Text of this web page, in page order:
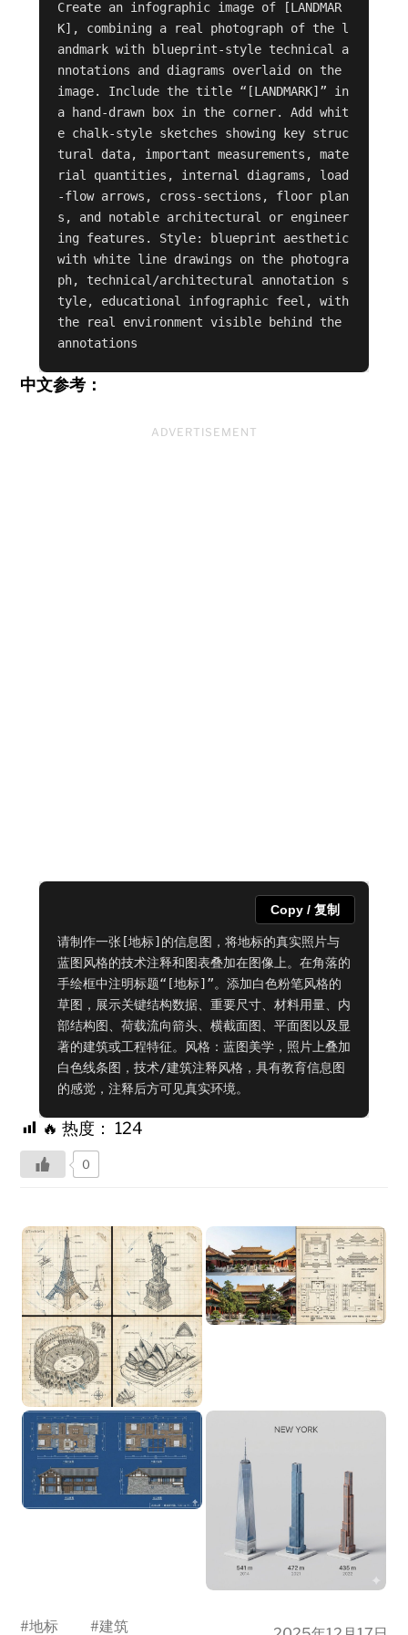
Create an infographic image of [LANDMAR
K], combining a real photograph of the l
andmark with blueprint-style technical a
nnotations and diagrams overlaid on the
image. Include the title “[LANDMARK]” in
a hand-drawn box in the corner. Add whit
e chalk-style sketches showing key struc
tural data, important measurements, mate
rial quantities, internal diagrams, load
-flow arrows, cross-sections, floor plan
s, and notable architectural or engineer
ing features. Style: blueprint aesthetic
with white line drawings on the photogra
ph, technical/architectural annotation s
tyle, educational infographic feel, with
the real environment visible behind the
annotations
中文参考：
ADVERTISEMENT
请制作一张[地标]的信息图，将地标的真实照片与
蓝图风格的技术注释和图表叠加在图像上。在角落的
手绘框中注明标题“[地标]”。添加白色粉笔风格的
草图，展示关键结构数据、重要尺寸、材料用量、内
部结构图、荷载流向箭头、横截面图、平面图以及显
著的建筑或工程特征。风格：蓝图美学，照片上叠加
白色线条图，技术/建筑注释风格，具有教育信息图
的感觉，注释后方可见真实环境。
Copy / 复制
🔥 热度： 124
0
#地标 #建筑